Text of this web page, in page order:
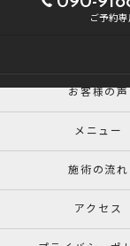
ご予約専
お客様の声
メニュー
施術の流れ
アクセス